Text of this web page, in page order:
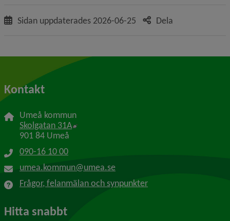
Sidan uppdaterades 2026-06-25 Dela
Kontakt
Umeå kommun
Skolgatan 31A Länk till annan webbplats, öppnas i nytt
901 84 Umeå
090-16 10 00
umea.kommun@umea.se
Frågor, felanmälan och synpunkter
Hitta snabbt